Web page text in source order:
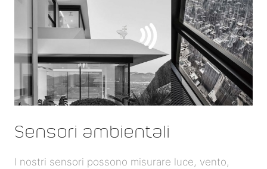
Sensori ambientali
I nostri sensori possono misurare luce, vento,